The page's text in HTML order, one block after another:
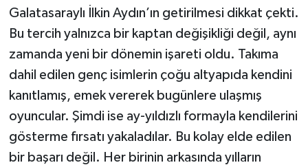
Galatasaraylı İlkin Aydın’ın getirilmesi dikkat çekti.
Bu tercih yalnızca bir kaptan değişikliği değil, aynı
zamanda yeni bir dönemin işareti oldu. Takıma
dahil edilen genç isimlerin çoğu altyapıda kendini
kanıtlamış, emek vererek bugünlere ulaşmış
oyuncular. Şimdi ise ay-yıldızlı formayla kendilerini
gösterme fırsatı yakaladılar. Bu kolay elde edilen
bir başarı değil. Her birinin arkasında yılların